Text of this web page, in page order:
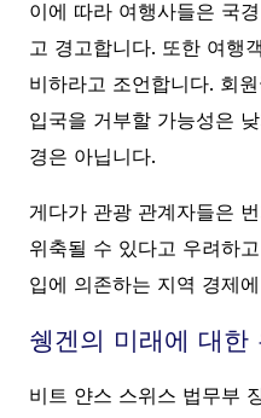
이에 따라 여행사들은 국
고 경고합니다. 또한 여행
비하라고 조언합니다. 회
입국을 거부할 가능성은
경은 아닙니다.
게다가 관광 관계자들은
위축될 수 있다고 우려하
입에 의존하는 지역 경제
쉥겐의 미래에 대한
비트 얀스 스위스 법무부